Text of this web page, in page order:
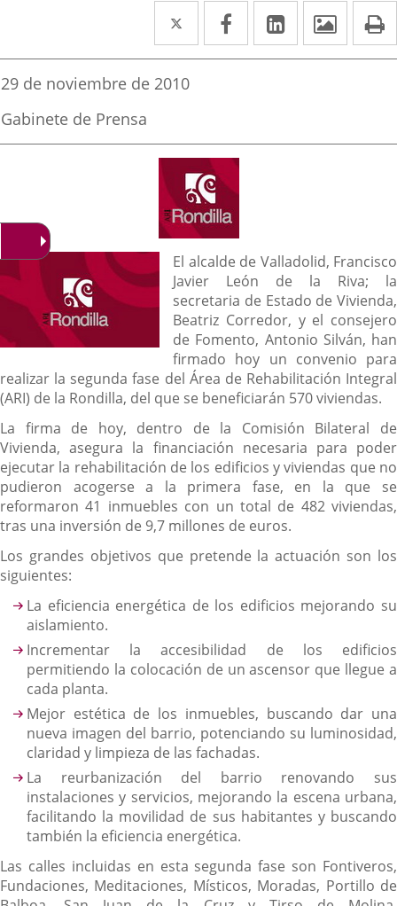
Twitter
Enlace
a
una
externa.
Facebook
Enlace
a
externa.
Linkedin
Enlace
a
externa.
Fecha
la
noticia
29 de noviembre de 2010
Fuente
la
Gabinete de Prensa
Descripción
El alcalde de Valladolid, Francisco
Javier León de la Riva; la
secretaria de Estado de Vivienda,
Beatriz Corredor, y el consejero
de Fomento, Antonio Silván, han
firmado hoy un convenio para
realizar la segunda fase del Área de Rehabilitación Integral
(ARI) de la Rondilla, del que se beneficiarán 570 viviendas.
La firma de hoy, dentro de la Comisión Bilateral de
Vivienda, asegura la financiación necesaria para poder
ejecutar la rehabilitación de los edificios y viviendas que no
pudieron acogerse a la primera fase, en la que se
reformaron 41 inmuebles con un total de 482 viviendas,
tras una inversión de 9,7 millones de euros.
Los grandes objetivos que pretende la actuación son los
siguientes:
La eficiencia energética de los edificios mejorando su
aislamiento.
Incrementar la accesibilidad de los edificios
permitiendo la colocación de un ascensor que llegue a
cada planta.
Mejor estética de los inmuebles, buscando dar una
nueva imagen del barrio, potenciando su luminosidad,
claridad y limpieza de las fachadas.
La reurbanización del barrio renovando sus
instalaciones y servicios, mejorando la escena urbana,
facilitando la movilidad de sus habitantes y buscando
también la eficiencia energética.
Las calles incluidas en esta segunda fase son Fontiveros,
Fundaciones, Meditaciones, Místicos, Moradas, Portillo de